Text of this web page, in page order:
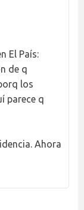
El País:
de q
los
parece q
Ahora